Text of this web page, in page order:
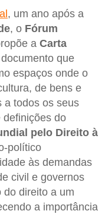
, um ano após a
, o Fórum
a Carta
que
espaços onde o
de bens e
a todos os seus
definições do
pelo Direito à
político
às demandas
civil e governos
do direito a um
a importância